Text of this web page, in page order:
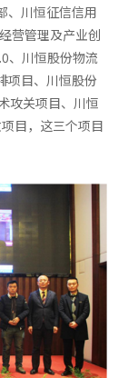
、川恒征信信用
营管理及产业创
、川恒股份物流
项目、川恒股份
攻关项目、川恒
目，这三个项目